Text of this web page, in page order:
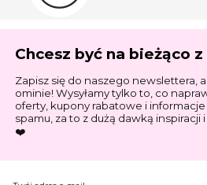
Chcesz być na bieżąco
Zapisz się do naszego newslettera,
ominie! Wysyłamy tylko to, co
oferty, kupony rabatowe i
spamu, za to z dużą dawką inspiracji
❤️